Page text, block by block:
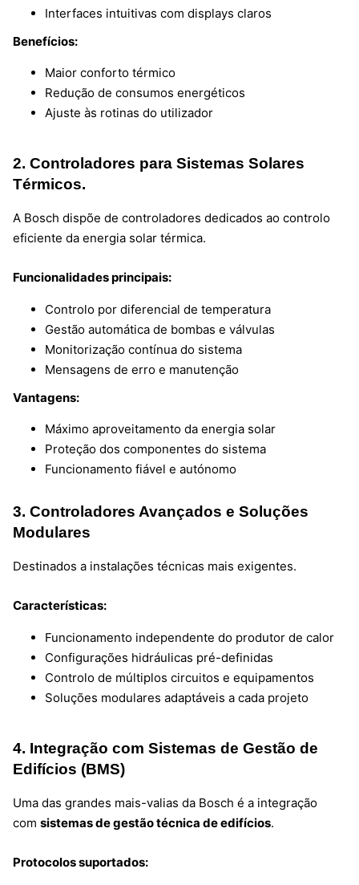
Interfaces intuitivas com displays claros
Benefícios:
Maior conforto térmico
Redução de consumos energéticos
Ajuste às rotinas do utilizador
2. Controladores para Sistemas Solares
Térmicos.
A Bosch dispõe de controladores dedicados ao controlo
eficiente da energia solar térmica.
Funcionalidades principais:
Controlo por diferencial de temperatura
Gestão automática de bombas e válvulas
Monitorização contínua do sistema
Mensagens de erro e manutenção
Vantagens:
Máximo aproveitamento da energia solar
Proteção dos componentes do sistema
Funcionamento fiável e autónomo
3. Controladores Avançados e Soluções
Modulares
Destinados a instalações técnicas mais exigentes.
Características:
Funcionamento independente do produtor de calor
Configurações hidráulicas pré-definidas
Controlo de múltiplos circuitos e equipamentos
Soluções modulares adaptáveis a cada projeto
4. Integração com Sistemas de Gestão de
Edifícios (BMS)
Uma das grandes mais-valias da Bosch é a integração
com sistemas de gestão técnica de edifícios.
Protocolos suportados: